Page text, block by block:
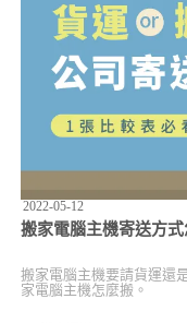
2022-05-12
搬家電腦主機寄送方
搬家電腦主機要請貨運還
家電腦主機怎麼搬。